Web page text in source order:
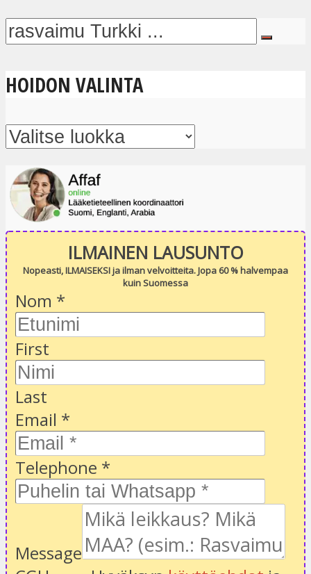
HOIDON VALINTA
ILMAINEN LAUSUNTO
Nopeasti, ILMAISEKSI ja ilman velvoitteita. Jopa 60 % halvempaa
kuin Suomessa
Nom *
First
Last
Email *
Telephone *
Message